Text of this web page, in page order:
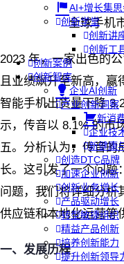
AI+增长集
创新学堂
创新讲
创新工
创新案例
创新智库
企业AI创新
产业创新洞察
新消
企业技
新健康
创造DTC品牌
加速企业创新
创新业务增长
产品驱动增长
转型敏捷组织
精益产品创新
培养创新能力
提升创新领导
全球手机
2023 年，一家出色的
且业绩飙升至新高，
智能手机出货量下降
示，传音以 8.1% 的市
五。分析认为，传音的
长。这引发了一个问题
问题，我们将详细分析
供应链和本地化运营等
一、发展历程